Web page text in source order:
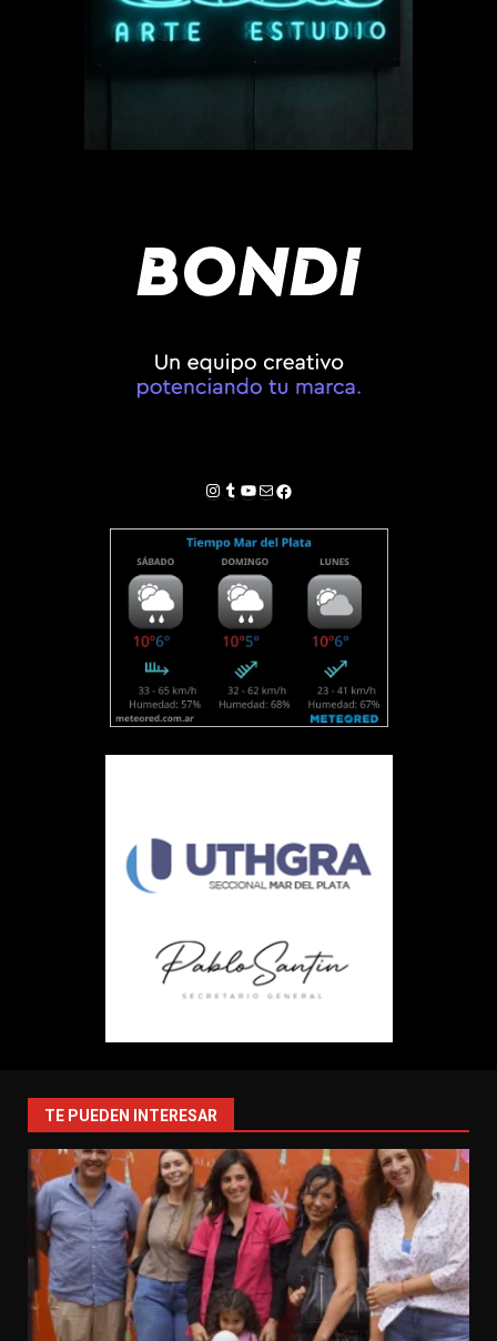
Instagram
Tumblr
YouTube
Correo electrónico
Facebook
TE PUEDEN INTERESAR